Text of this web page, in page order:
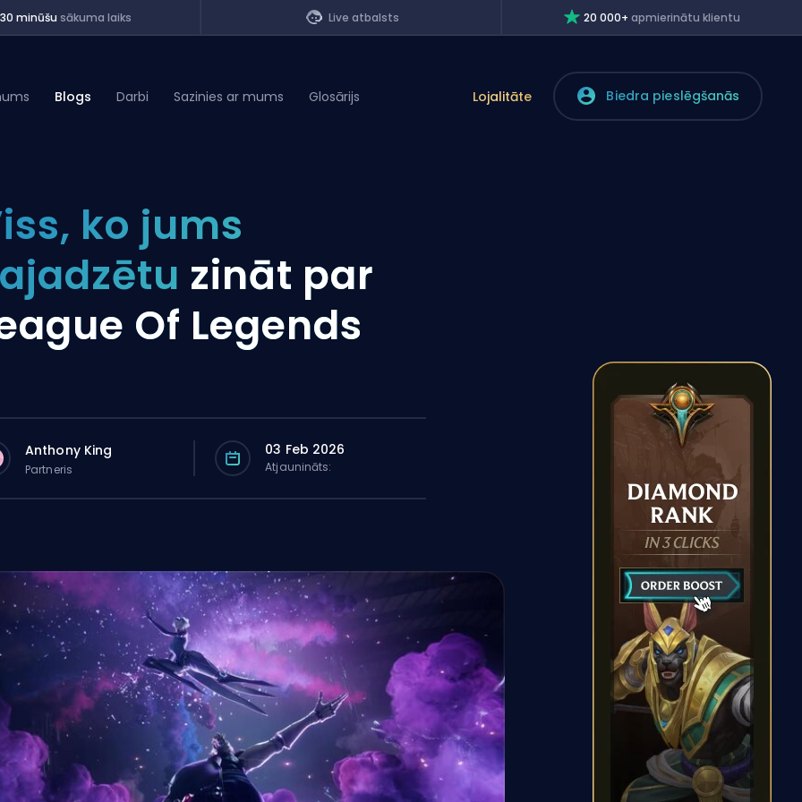
minūšu sākuma laiks Live atbalsts 20 000+apmierinātu klientu
Blogs Darbi Sazinies ar mums Glosārijs Lojalitāte Biedra pieslēgšanās
ko jums
zināt par
Of Legends
Anthony King
Partneris
03 Feb 2026
Atjaunināts: